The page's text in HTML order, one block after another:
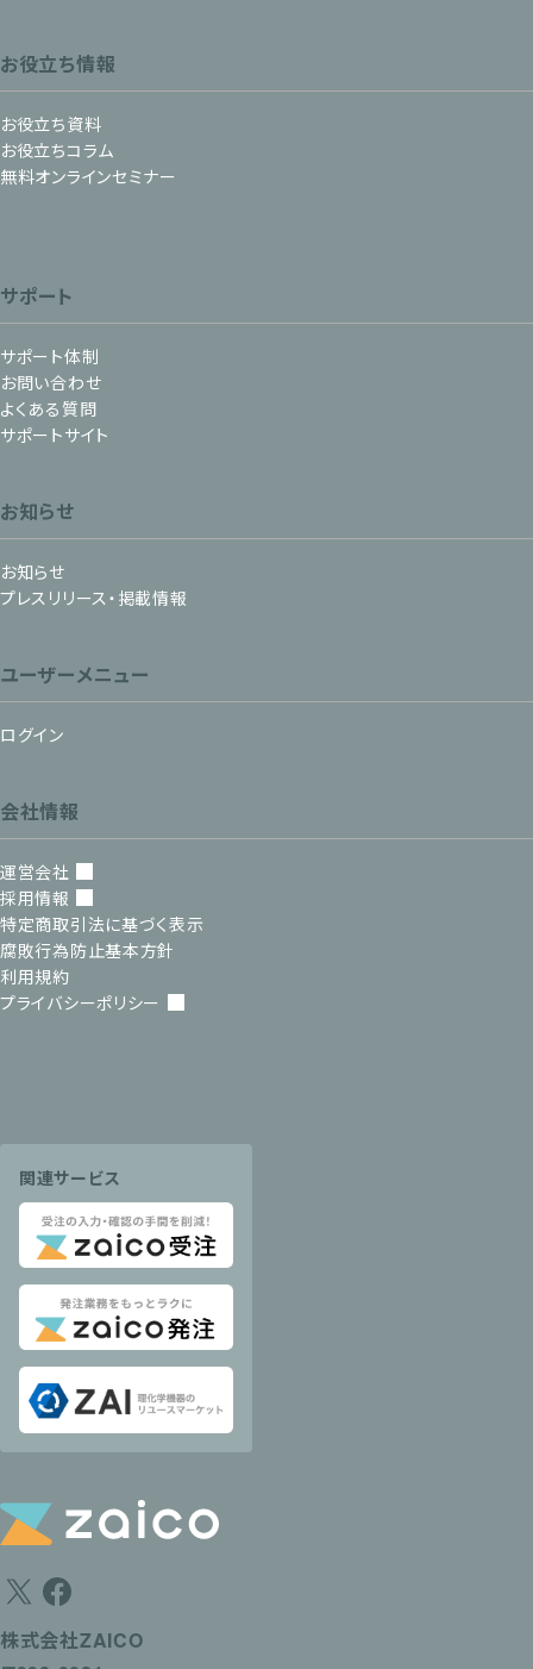
お役立ち情報
お役立ち資料
お役立ちコラム
無料オンラインセミナー
サポート
サポート体制
お問い合わせ
よくある質問
サポートサイト
お知らせ
お知らせ
プレスリリース・掲載情報
ユーザーメニュー
ログイン
会社情報
運営会社
採用情報
特定商取引法に基づく表示
腐敗行為防止基本方針
利用規約
プライバシーポリシー
関連サービス
株式会社ZAICO